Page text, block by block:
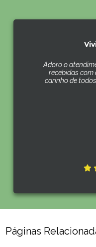
Adoro o
recebidas com
carinho de
Páginas